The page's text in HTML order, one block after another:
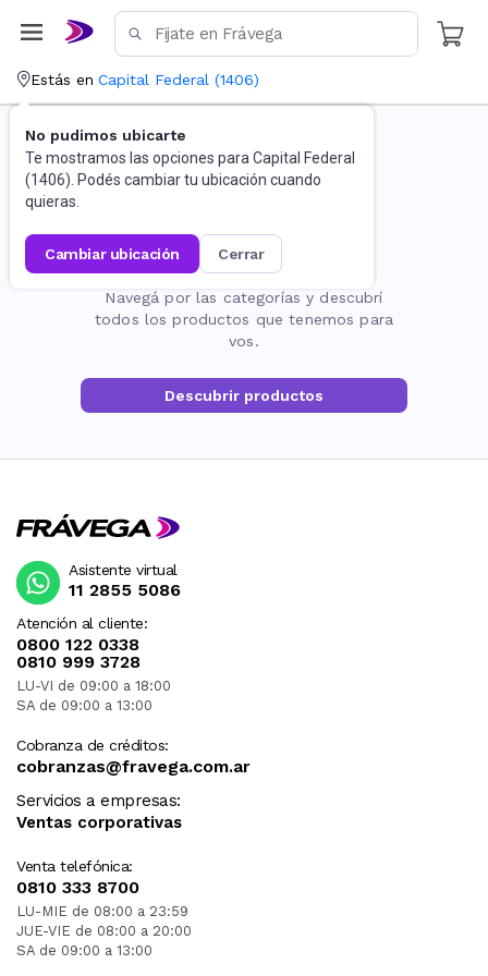
Estás en Capital Federal (1406)
No pudimos ubicarte
Te mostramos las opciones para Capital Federal
(1406). Podés cambiar tu ubicación cuando
quieras.
cambiar ubicación cerrar
La página no existe
Navegá por las categorías y descubrí
todos los productos que tenemos para
vos.
Descubrir productos
Atención al cliente:
0800 122 0338
0810 999 3728
LU-VI de 09:00 a 18:00
SA de 09:00 a 13:00
Cobranza de créditos:
cobranzas@fravega.com.ar
Servicios a empresas:
Ventas corporativas
Venta telefónica:
0810 333 8700
LU-MIE de 08:00 a 23:59
JUE-VIE de 08:00 a 20:00
SA de 09:00 a 13:00
Asistente virtual
11 2855 5086